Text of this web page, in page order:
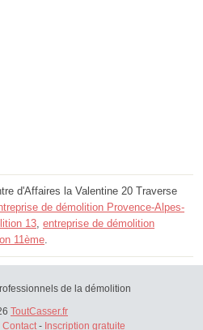
d'Affaires la Valentine 20 Traverse
de démolition Provence-Alpes-
13, entreprise de démolition
11ème.
de la démolition
ToutCasser.fr
Contact- Inscription gratuite